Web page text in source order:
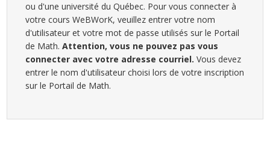
ou d'une université du Québec. Pour vous connecter à
votre cours WeBWorK, veuillez entrer votre nom
d'utilisateur et votre mot de passe utilisés sur le Portail
de Math.Attention, vous ne pouvez pas vous
connecter avec votre adresse courriel. Vous devez
entrer le nom d'utilisateur choisi lors de votre inscription
sur le Portail de Math.